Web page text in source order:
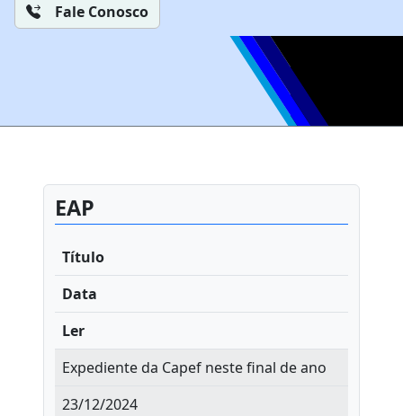
Fale Conosco
EAP
Título
Data
Ler
Expediente da Capef neste final de ano
23/12/2024